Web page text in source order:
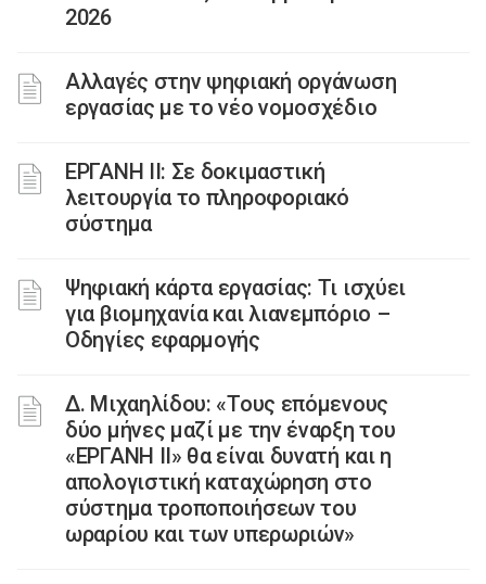
2026
Αλλαγές στην ψηφιακή οργάνωση
εργασίας με το νέο νομοσχέδιο
ΕΡΓΑΝΗ ΙΙ: Σε δοκιμαστική
λειτουργία το πληροφοριακό
σύστημα
Ψηφιακή κάρτα εργασίας: Τι ισχύει
για βιομηχανία και λιανεμπόριο –
Οδηγίες εφαρμογής
Δ. Μιχαηλίδου: «Τους επόμενους
δύο μήνες μαζί με την έναρξη του
«ΕΡΓΑΝΗ ΙΙ» θα είναι δυνατή και η
απολογιστική καταχώρηση στο
σύστημα τροποποιήσεων του
ωραρίου και των υπερωριών»